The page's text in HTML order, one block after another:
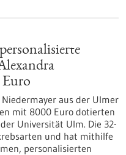
Euro
aus der Ulmer
mit 8000 Euro dotierten
Universität Ulm. Die 32-
und hat mithilfe
personalisierten